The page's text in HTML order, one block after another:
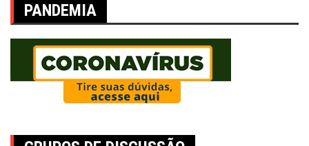
PANDEMIA